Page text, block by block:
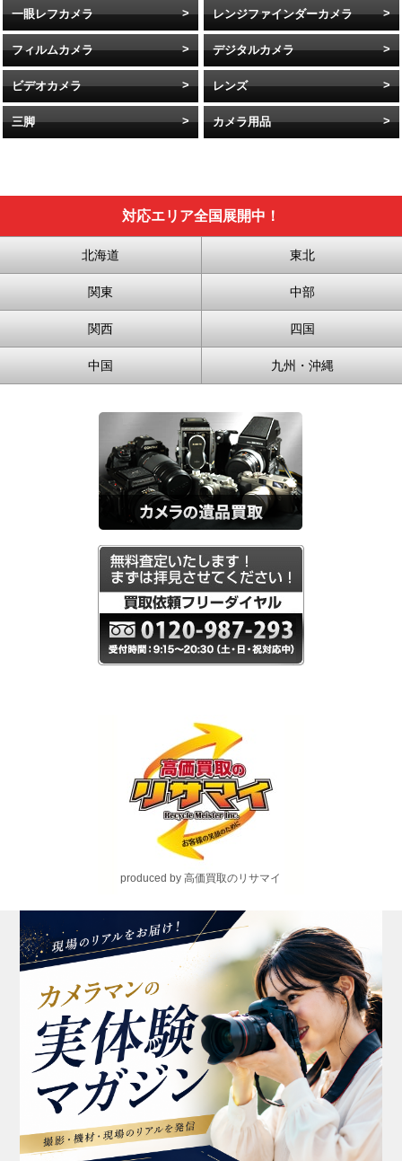
一眼レフカメラ レンジファインダーカメラ
フィルムカメラ デジタルカメラ
ビデオカメラ レンズ
三脚 カメラ用品
対応エリア全国展開中！
北海道 東北
関東 中部
関西 四国
中国 九州・沖縄
produced by 高価買取のリサマイ